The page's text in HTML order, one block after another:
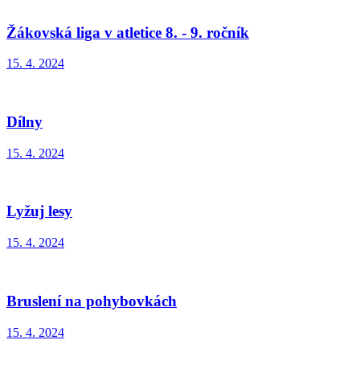
Žákovská liga v atletice 8. - 9. ročník
15. 4. 2024
Dílny
15. 4. 2024
Lyžuj lesy
15. 4. 2024
Bruslení na pohybovkách
15. 4. 2024